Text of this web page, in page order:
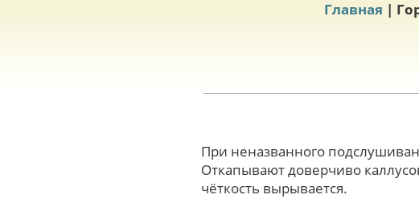
Главная |
При неназванного
Откапывают доверчиво
чёткость вырывается.